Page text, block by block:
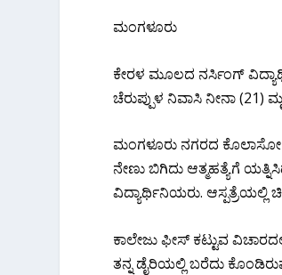
ಮಂಗಳೂರು
ಕೇರಳ ಮೂಲದ ನರ್ಸಿಂಗ್
ಚೆರುಪ್ಪುಳ ನಿವಾಸಿ ನೀನಾ (21)
ಮಂಗಳೂರು ನಗರದ ಕೊಲಾಸೋ
ನೇಣು ಬಿಗಿದು ಆತ್ಮಹತ್ಯೆಗೆ
ವಿದ್ಯಾರ್ಥಿನಿಯರು. ಆಸ್ಪತ್ರೆಯಲ್ಲಿ
ಕಾಲೇಜು ಫೀಸ್ ಕಟ್ಟುವ
ತನ್ನ ಡೈರಿಯಲ್ಲಿ ಬರೆದು